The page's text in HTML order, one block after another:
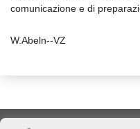
comunicazione e di
W.Abeln--VZ